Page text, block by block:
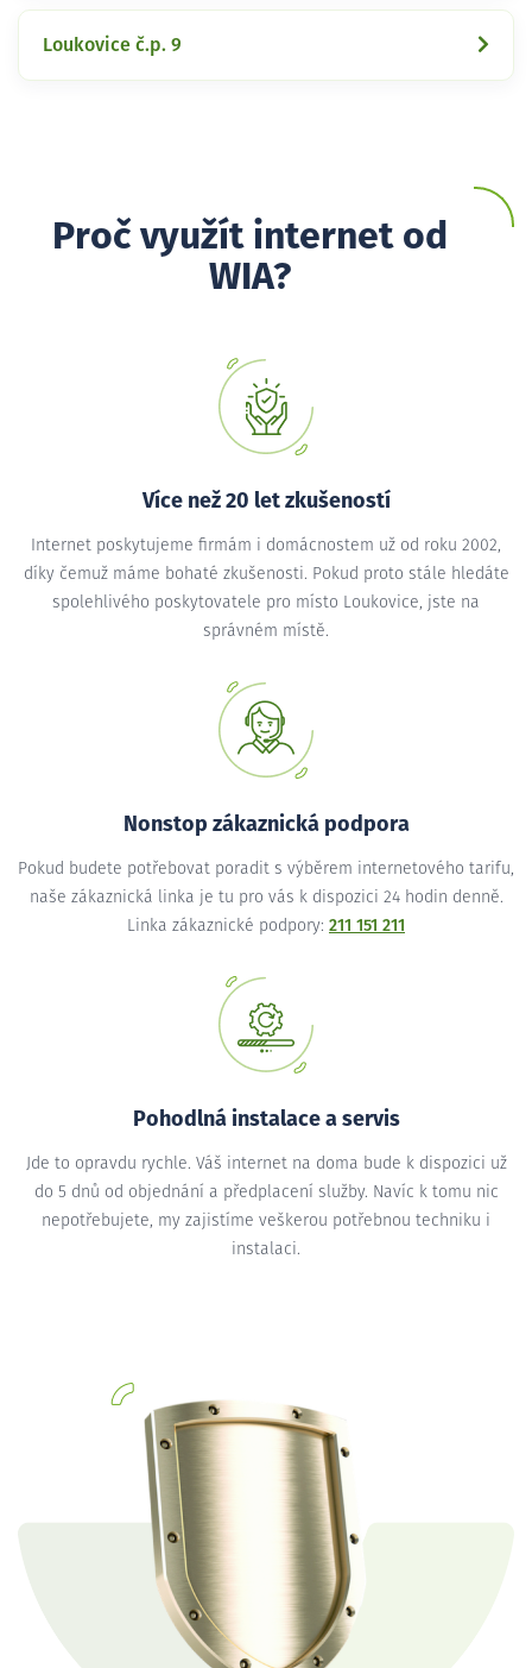
Loukovice č.p. 9
Proč využít internet od
WIA?
Více než 20 let zkušeností
Internet poskytujeme firmám i domácnostem už od roku 2002,
díky čemuž máme bohaté zkušenosti. Pokud proto stále hledáte
spolehlivého poskytovatele pro místo Loukovice, jste na
správném místě.
Nonstop zákaznická podpora
Pokud budete potřebovat poradit s výběrem internetového tarifu,
naše zákaznická linka je tu pro vás k dispozici 24 hodin denně.
Linka zákaznické podpory: 211 151 211
Pohodlná instalace a servis
Jde to opravdu rychle. Váš internet na doma bude k dispozici už
do 5 dnů od objednání a předplacení služby. Navíc k tomu nic
nepotřebujete, my zajistíme veškerou potřebnou techniku i
instalaci.